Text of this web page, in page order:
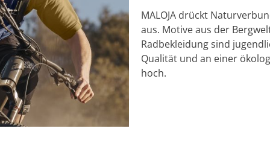
MALOJA drückt
aus. Motive aus der
Radbekleidung sind
Qualität und an einer
hoch.